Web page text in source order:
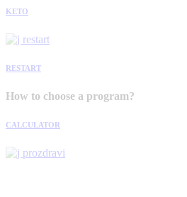
KETO
RESTART
How to choose a program?
CALCULATOR